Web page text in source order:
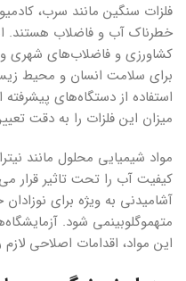
فلزات سنگین مانند سرب،
خطرناک آب و فاضلاب هستند.
کشاورزی و فاضلاب‌های شهری
برای سلامت انسان و محیط
استفاده از دستگاه‌های پیشرفته
میزان این فلزات را به دقت
مواد شیمیایی محلول مانند
کیفیت آب را تحت تاثیر قرار
آشامیدنی به ویژه برای
متهموگلوبینمی شود.
این مواد، اقدامات اصلاحی